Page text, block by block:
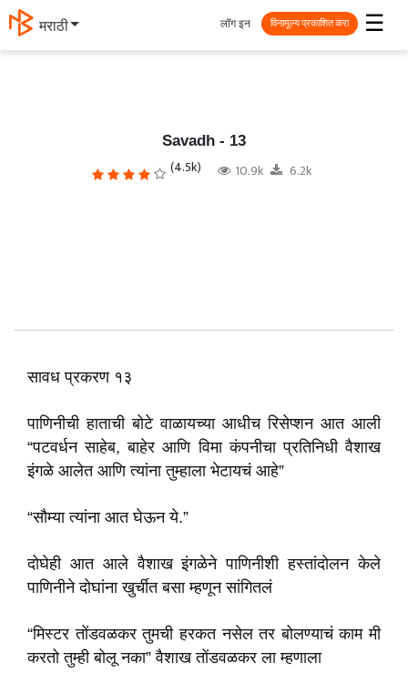
मराठी ☰
लॉग इन विनामूल्य प्रकाशित करा
Savadh - 13
(4.5k) 10.9k 6.2k
सावध प्रकरण १३
पाणिनीची हाताची बोटे वाळायच्या आधीच रिसेप्शन आत आली
“पटवर्धन साहेब, बाहेर आणि विमा कंपनीचा प्रतिनिधी वैशाख
इंगळे आलेत आणि त्यांना तुम्हाला भेटायचं आहे”
“सौम्या त्यांना आत घेऊन ये.”
दोघेही आत आले वैशाख इंगळेने पाणिनीशी हस्तांदोलन केले
पाणिनीने दोघांना खुर्चीत बसा म्हणून सांगितलं
“मिस्टर तोंडवळकर तुमची हरकत नसेल तर बोलण्याचं काम मी
करतो तुम्ही बोलू नका” वैशाख तोंडवळकर ला म्हणाला